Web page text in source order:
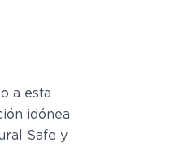
a esta
idónea
Safe y